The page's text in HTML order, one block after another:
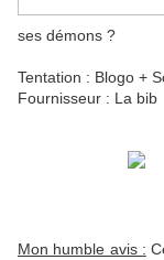
ses démons ?
Tentation : Blogo +
Fournisseur : La bib
Mon humble avis :